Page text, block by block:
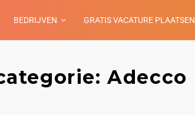
BEDRIJVEN GRATIS VACATURE PLAATSEN
Adecco